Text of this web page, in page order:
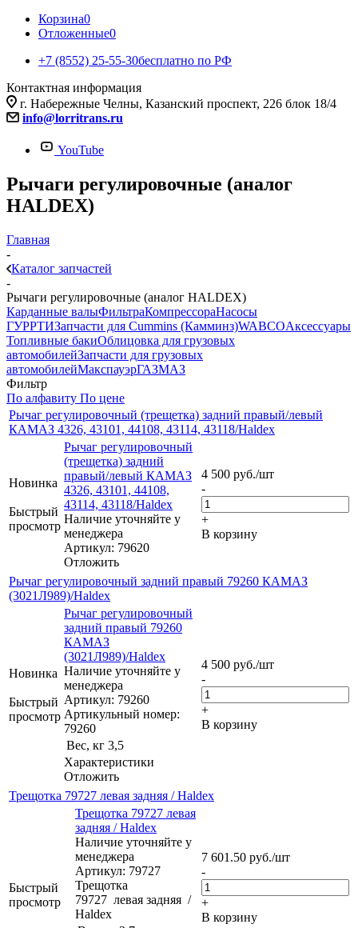
Корзина0
Отложенные0
+7 (8552) 25-55-30бесплатно по РФ
Контактная информация
г. Набережные Челны, Казанский проспект, 226 блок 18/4
info@lorritrans.ru
YouTube
Рычаги регулировочные (аналог
HALDEX)
Главная
-
Каталог запчастей
-
Рычаги регулировочные (аналог HALDEX)
Карданные валыФильтраКомпрессораНасосы
ГУРРТИЗапчасти для Cummins (Камминз)WABCOАксессуары
Топливные бакиОблицовка для грузовых
автомобилейЗапчасти для грузовых
автомобилейМакспауэрГАЗМАЗ
Фильтр
По алфавиту По цене
Рычаг регулировочный (трещетка) задний правый/левый
КАМАЗ 4326, 43101, 44108, 43114, 43118/Haldex
Новинка
Быстрый
просмотр
Рычаг регулировочный
(трещетка) задний
правый/левый КАМАЗ
4326, 43101, 44108,
43114, 43118/Haldex
Наличие уточняйте у
менеджера
Артикул: 79620
Отложить
4 500 руб./шт
-
+
В корзину
Рычаг регулировочный задний правый 79260 КАМАЗ
(3021Л989)/Haldex
Новинка
Быстрый
просмотр
Рычаг регулировочный
задний правый 79260
КАМАЗ
(3021Л989)/Haldex
Наличие уточняйте у
менеджера
Артикул: 79260
Артикульный номер:
79260
Вес, кг 3,5
Характеристики
Отложить
4 500 руб./шт
-
+
В корзину
Трещoтка 79727 левая задняя / Haldex
Быстрый
просмотр
Трещoтка 79727 левая
задняя / Haldex
Наличие уточняйте у
менеджера
Артикул: 79727
Трещoтка
79727 левая задняя /
Haldex
7 601.50 руб./шт
-
+
В корзину